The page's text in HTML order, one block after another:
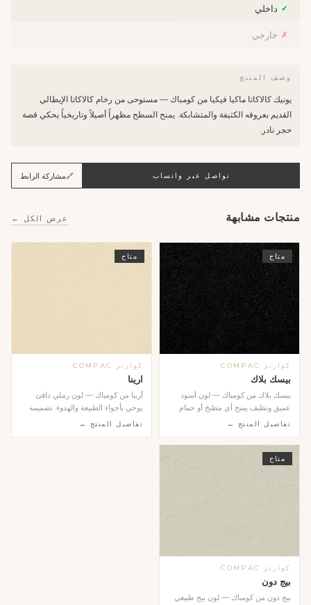
✓ داخلي
✗ خارجي
وصف المنتج
يونيك كالاكاتا ماكيا فيكيا من كومباك — مستوحى من رخام كالاكاتا الإيطالي
القديم بعروقه الكثيفة والمتشابكة. يمنح السطح مظهراً أصيلاً وتاريخياً يحكي قصة
حجر نادر.
تواصل عبر واتساب 🔗مشاركة الرابط
منتجات مشابهة عرض الكل ←
متاح
كوارتز COMPAC
بيسك بلاك
بيسك بلاك من كومباك — لون أسود
عميق ونظيف يمنح أي مطبخ أو حمام
طابعاً عصرياً جري...
تفاصيل المنتج ←
متاح
كوارتز COMPAC
ارينا
أرينا من كومباك — لون رملي دافئ
يوحي بأجواء الطبيعة والهدوء. تصميمه
المتجانس وال...
تفاصيل المنتج ←
متاح
كوارتز COMPAC
بيج دون
بيج دون من كومباك — لون بيج طبيعي